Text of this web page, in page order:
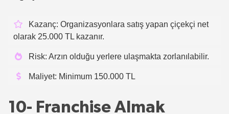
Kazanç: Organizasyonlara satış yapan çiçekçi net
olarak 25.000 TL kazanır.
Risk: Arzın olduğu yerlere ulaşmakta zorlanılabilir.
Maliyet: Minimum 150.000 TL
10- Franchise Almak